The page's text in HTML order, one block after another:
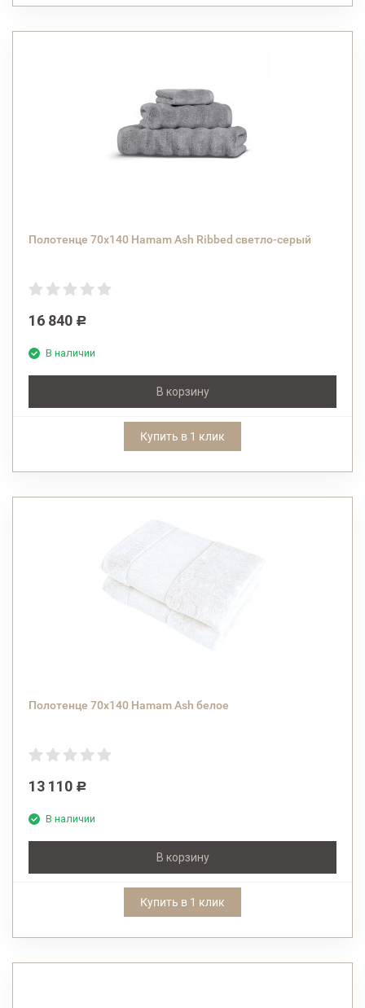
Полотенце 70х140 Hamam Ash Ribbed светло-серый
16 840 Р
В наличии
В корзину
Купить в 1 клик
Полотенце 70х140 Hamam Ash белое
13 110 Р
В наличии
В корзину
Купить в 1 клик